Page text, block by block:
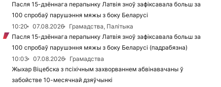
Пасля 15-дзённага перапынку Латвія зноў зафіксавала больш за
100 спробаў парушэння мяжы з боку Беларусі
10:20
07.08.2026
Грамадства, Палітыка
Пасля 15-дзённага перапынку Латвія зноў зафіксавала больш за
100 спробаў парушэння мяжы з боку Беларусі (падрабязна)
10:03
07.08.2026
Грамадства
Жыхар Віцебска з псіхічным захворваннем абвінавачаны ў
забойстве 10-месячнай дзяўчынкі